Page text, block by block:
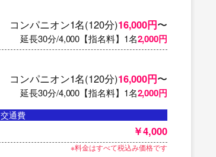
コンパニオン1名(120分)16,000円〜
延長30分/4,000【指名料】1名2,000円
コンパニオン1名(120分)16,000円〜
延長30分/4,000【指名料】1名2,000円
交通費
￥4,000
※料金はすべて税込み価格です